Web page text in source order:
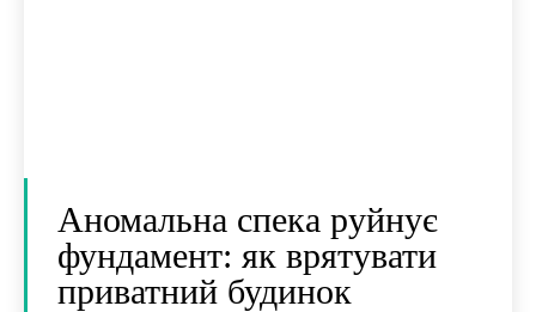
Аномальна спека руйнує
фундамент: як врятувати
приватний будинок